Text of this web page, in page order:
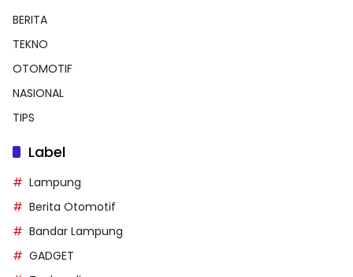
BERITA
TEKNO
OTOMOTIF
NASIONAL
TIPS
Label
Lampung
Berita Otomotif
Bandar Lampung
GADGET